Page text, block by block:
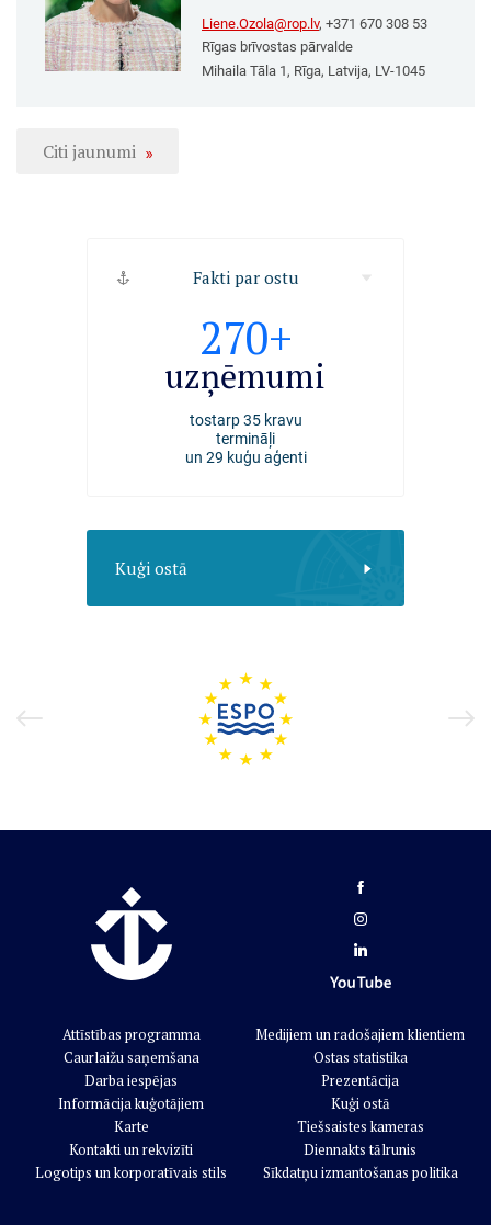
Liene.Ozola@rop.lv, +371 670 308 53
Rīgas brīvostas pārvalde
Mihaila Tāla 1, Rīga, Latvija, LV-1045
Citi jaunumi
Fakti par ostu
270+
uzņēmumi
tostarp 35 kravu
termināļi
un 29 kuģu aģenti
Kuģi ostā
Attīstības programma
Caurlaižu saņemšana
Darba iespējas
Informācija kuģotājiem
Karte
Kontakti un rekvizīti
Logotips un korporatīvais stils
Medijiem un radošajiem klientiem
Ostas statistika
Prezentācija
Kuģi ostā
Tiešsaistes kameras
Diennakts tālrunis
Sīkdatņu izmantošanas politika